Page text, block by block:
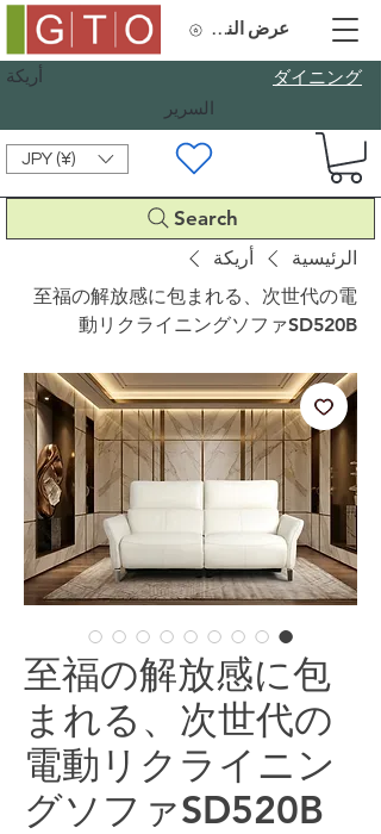
أريكة
​ダイニング
السرير
JPY (¥)
Search
عرض النقاط
الرئيسية
أريكة
至福の解放感に包まれる、次世代の電
動リクライニングソファSD520B
至福の解放感に包
まれる、次世代の
電動リクライニン
グソファSD520B